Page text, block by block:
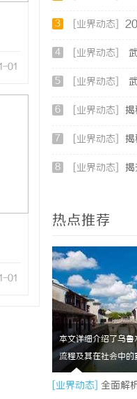
01
01
3 [业界动态] 2026
4 [业界动态]
5 [业界动态]
6 [业界动态] 揭
7 [业界动态] 揭
8 [业界动态] 揭开
热点推荐
本文详细介绍了乌
流程及其在社会中的
[业界动态] 全面解